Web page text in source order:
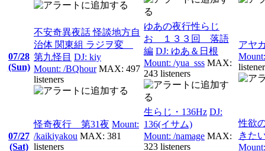
07/28
(Sun)
不安奇異夜話 怪談地方自
治体 関東組 ラジヲ変
第九怪目 DJ: kiy
Mount: /BQhour MAX: 497
listeners
ゆあの夜行性らじ
お １３３回 落語
編 DJ: ゆあ＆日根
Mount: /yua_sss MAX:
243 listeners
アヤ
07/27
(Sat)
怪奇夜行 第31夜 Mount:
/kaikiyakou MAX: 381
listeners
生らじ・136Hz DJ:
136(イサム)
Mount: /namage MAX:
323 listeners
性欲
きた